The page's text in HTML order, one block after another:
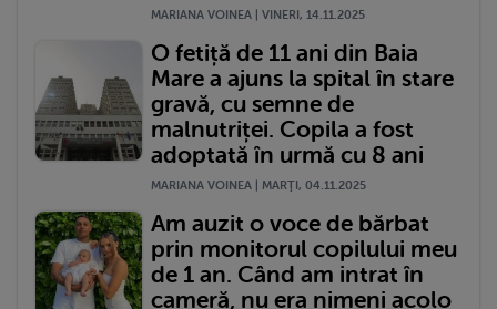
MARIANA VOINEA | VINERI, 14.11.2025
O fetiță de 11 ani din Baia
Mare a ajuns la spital în stare
gravă, cu semne de
malnutriței. Copila a fost
adoptată în urmă cu 8 ani
MARIANA VOINEA | MARŢI, 04.11.2025
Am auzit o voce de bărbat
prin monitorul copilului meu
de 1 an. Când am intrat în
cameră, nu era nimeni acolo